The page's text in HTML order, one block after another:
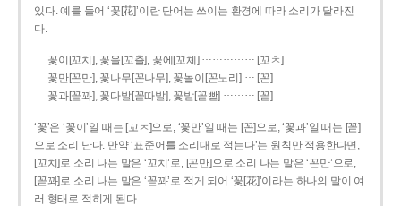
있다. 예를 들어 ‘꽃[花]’이란 단어는 쓰이는 환경에 따라 소리가 달라진
다.
꽃이[꼬치], 꽃을[꼬츨], 꽃에[꼬체] …………… [꼬ㅊ]
꽃만[꼰만], 꽃나무[꼰나무], 꽃놀이[꼰노리] … [꼰]
꽃과[꼳꽈], 꽃다발[꼳따발], 꽃밭[꼳빧] ……… [꼳]
‘꽃’은 ‘꽃이’일 때는 [꼬ㅊ]으로, ‘꽃만’일 때는 [꼰]으로, ‘꽃과’일 때는 [꼳]
으로 소리 난다. 만약 ‘표준어를 소리대로 적는다’는 원칙만 적용한다면,
[꼬치]로 소리 나는 말은 ‘꼬치’로, [꼰만]으로 소리 나는 말은 ‘꼰만’으로,
[꼳꽈]로 소리 나는 말은 ‘꼳꽈’로 적게 되어 ‘꽃[花]’이라는 하나의 말이 여
러 형태로 적히게 된다.